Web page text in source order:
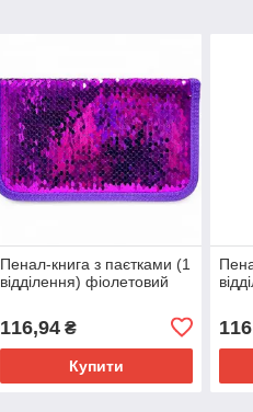
Пенал-книга з паєтками (1
відділення) фіолетовий
116,94₴
Купити